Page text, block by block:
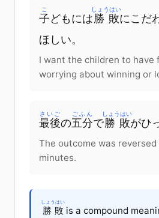
子
こ
ども には 勝敗
しょうはい
に こだ
ほしい。
I want the children to have
worrying about winning or
最後
さいご
の五分
ごふん
で勝敗
しょうはい
がひ
The outcome was
minutes.
勝敗
しょうはい
is a compound